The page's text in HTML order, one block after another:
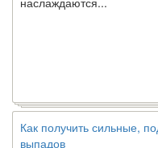
Как получить сильные,
выпадов